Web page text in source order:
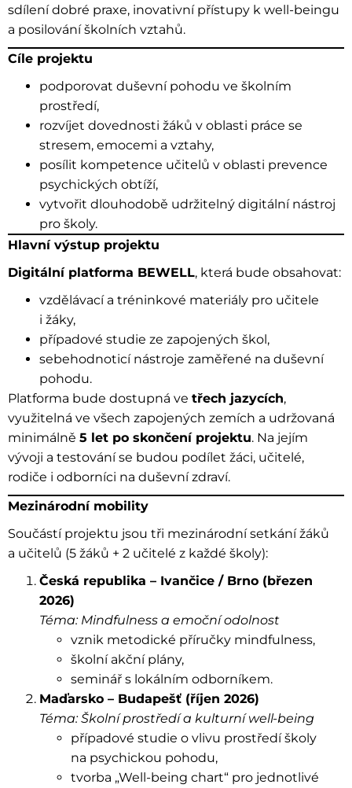
sdílení dobré praxe, inovativní přístupy k well-beingu
a posilování školních vztahů.
Cíle projektu
podporovat duševní pohodu ve školním
prostředí,
rozvíjet dovednosti žáků v oblasti práce se
stresem, emocemi a vztahy,
posílit kompetence učitelů v oblasti prevence
psychických obtíží,
vytvořit dlouhodobě udržitelný digitální nástroj
pro školy.
Hlavní výstup projektu
Digitální platforma BEWELL, která bude obsahovat:
vzdělávací a tréninkové materiály pro učitele
i žáky,
případové studie ze zapojených škol,
sebehodnoticí nástroje zaměřené na duševní
pohodu.
Platforma bude dostupná ve třech jazycích,
využitelná ve všech zapojených zemích a udržovaná
minimálně 5 let po skončení projektu. Na jejím
vývoji a testování se budou podílet žáci, učitelé,
rodiče i odborníci na duševní zdraví.
Mezinárodní mobility
Součástí projektu jsou tři mezinárodní setkání žáků
a učitelů (5 žáků + 2 učitelé z každé školy):
Česká republika – Ivančice / Brno (březen
2026)
Téma: Mindfulness a emoční odolnost
vznik metodické příručky mindfulness,
školní akční plány,
seminář s lokálním odborníkem.
Maďarsko – Budapešť (říjen 2026)
Téma: Školní prostředí a kulturní well-being
případové studie o vlivu prostředí školy
na psychickou pohodu,
tvorba „Well-being chart“ pro jednotlivé